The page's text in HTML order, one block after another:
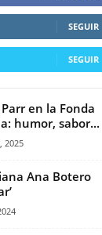
SEGUIR
SEGUIR
en la Fonda
humor, sabor...
2025
Ana Botero